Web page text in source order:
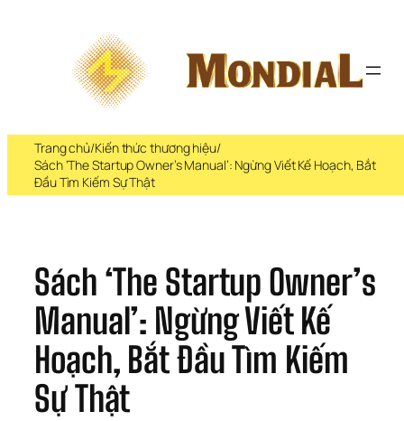
Trang chủ/Kiến thức thương hiệu/
Sách ‘The Startup Owner’s Manual’: Ngừng Viết Kế Hoạch, Bắt
Đầu Tìm Kiếm Sự Thật
Sách ‘The Startup Owner’s
Manual’: Ngừng Viết Kế
Hoạch, Bắt Đầu Tìm Kiếm
Sự Thật